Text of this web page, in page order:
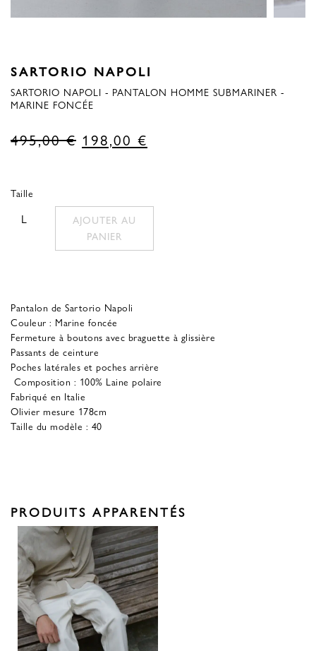
SARTORIO NAPOLI
SARTORIO NAPOLI - PANTALON HOMME SUBMARINER -
MARINE FONCÉE
495,00€ Le
était
de
495,00 €.
198,00 €
est
198,00 €.
Taille
L
AJOUTER AU
PANIER
Pantalon de Sartorio Napoli
Couleur : Marine foncée
Fermeture à boutons avec braguette à glissière
Passants de ceinture
Poches latérales et poches arrière
Composition : 100% Laine polaire
Fabriqué en Italie
Olivier mesure 178cm
Taille du modèle : 40
PRODUITS APPARENTÉS